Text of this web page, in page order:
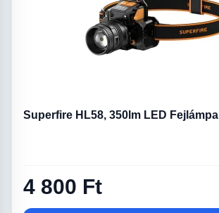
Superfire HL58, 350lm LED Fejlámpa
4 800 Ft